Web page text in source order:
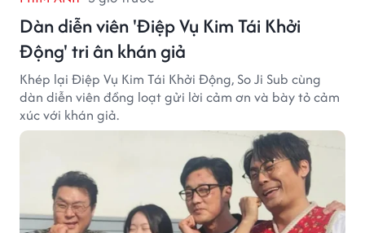
Dàn diễn viên 'Điệp Vụ Kim Tái Khởi
Động' tri ân khán giả
Khép lại Điệp Vụ Kim Tái Khởi Động, So Ji Sub cùng
dàn diễn viên đồng loạt gửi lời cảm ơn và bày tỏ cảm
xúc với khán giả.